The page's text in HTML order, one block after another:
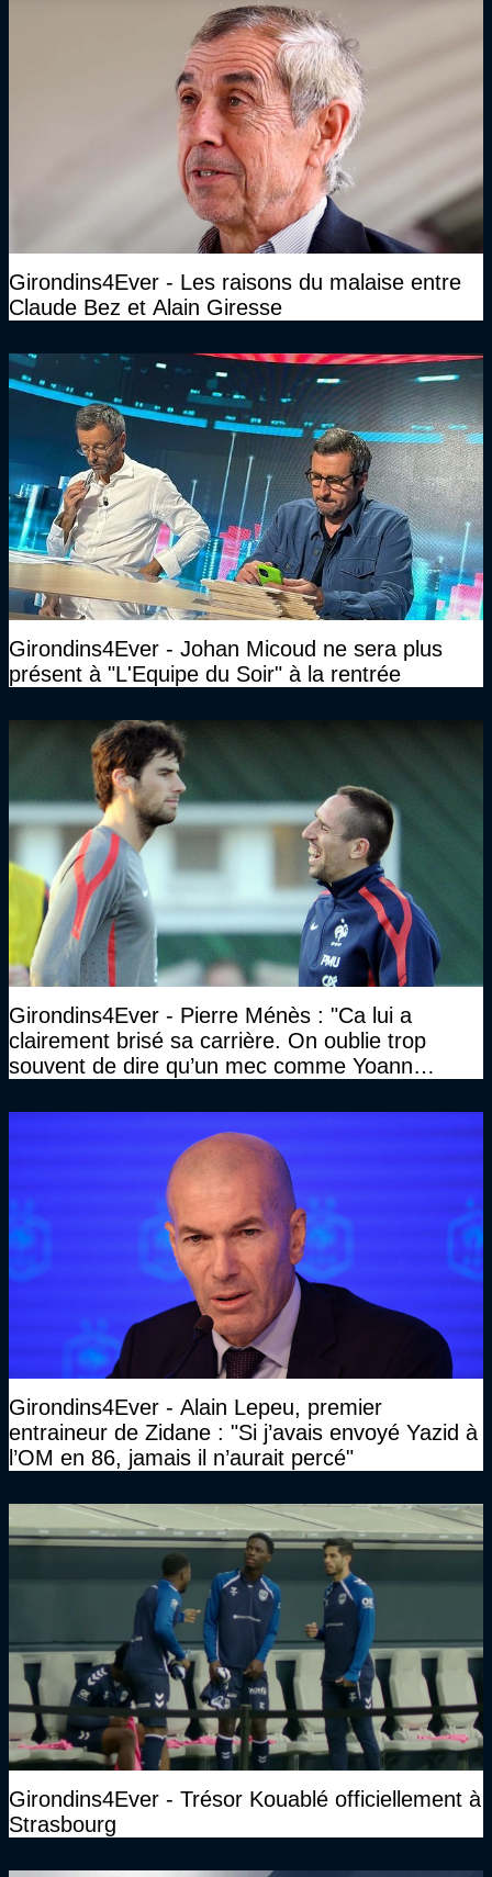
Girondins4Ever - Les raisons du malaise entre
Claude Bez et Alain Giresse
Girondins4Ever - Johan Micoud ne sera plus
présent à "L'Equipe du Soir" à la rentrée
Girondins4Ever - Pierre Ménès : "Ca lui a
clairement brisé sa carrière. On oublie trop
souvent de dire qu’un mec comme Yoann
Girondins4Ever - Alain Lepeu, premier
entraineur de Zidane : "Si j’avais envoyé Yazid à
l’OM en 86, jamais il n’aurait percé"
Girondins4Ever - Trésor Kouablé officiellement à
Strasbourg